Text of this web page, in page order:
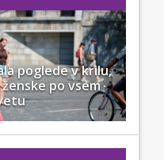
poglede v krilu,
po vsem